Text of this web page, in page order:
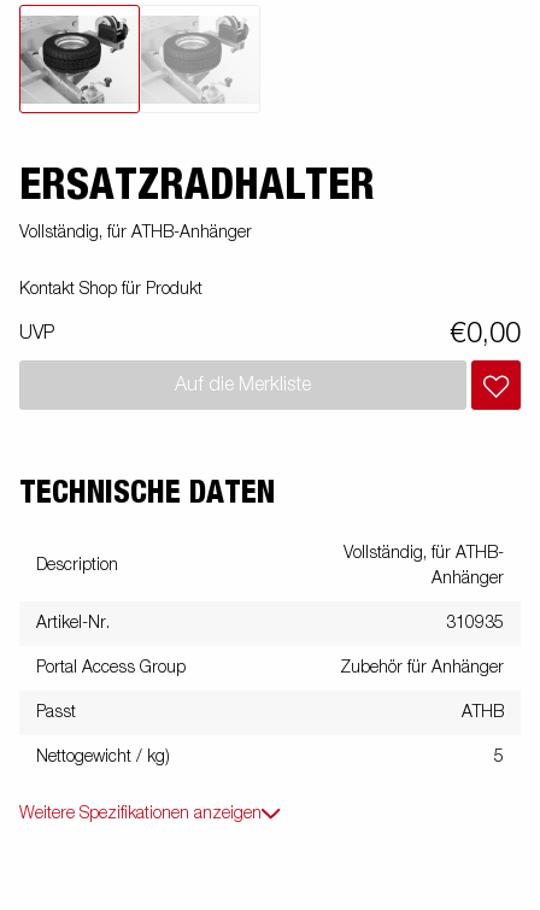
ERSATZRADHALTER
Vollständig, für ATHB-Anhänger
Kontakt Shop für Produkt
UVP €0,00
Auf die Merkliste
TECHNISCHE DATEN
Description
Vollständig, für ATHB-
Anhänger
Artikel-Nr. 310935
Portal Access Group Zubehör für Anhänger
Passt ATHB
Nettogewicht / kg) 5
Weitere Spezifikationen anzeigen